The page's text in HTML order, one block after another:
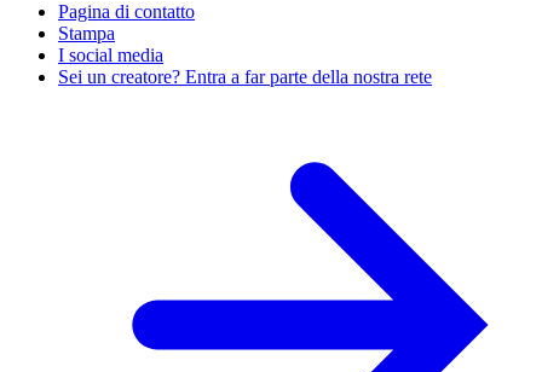
Pagina di contatto
Stampa
I social media
Sei un creatore? Entra a far parte della nostra rete